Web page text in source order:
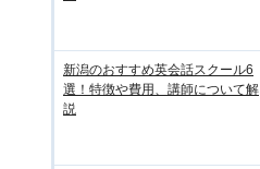
新潟のおすすめ英会話スクール6
選！特徴や費用、講師について解
説